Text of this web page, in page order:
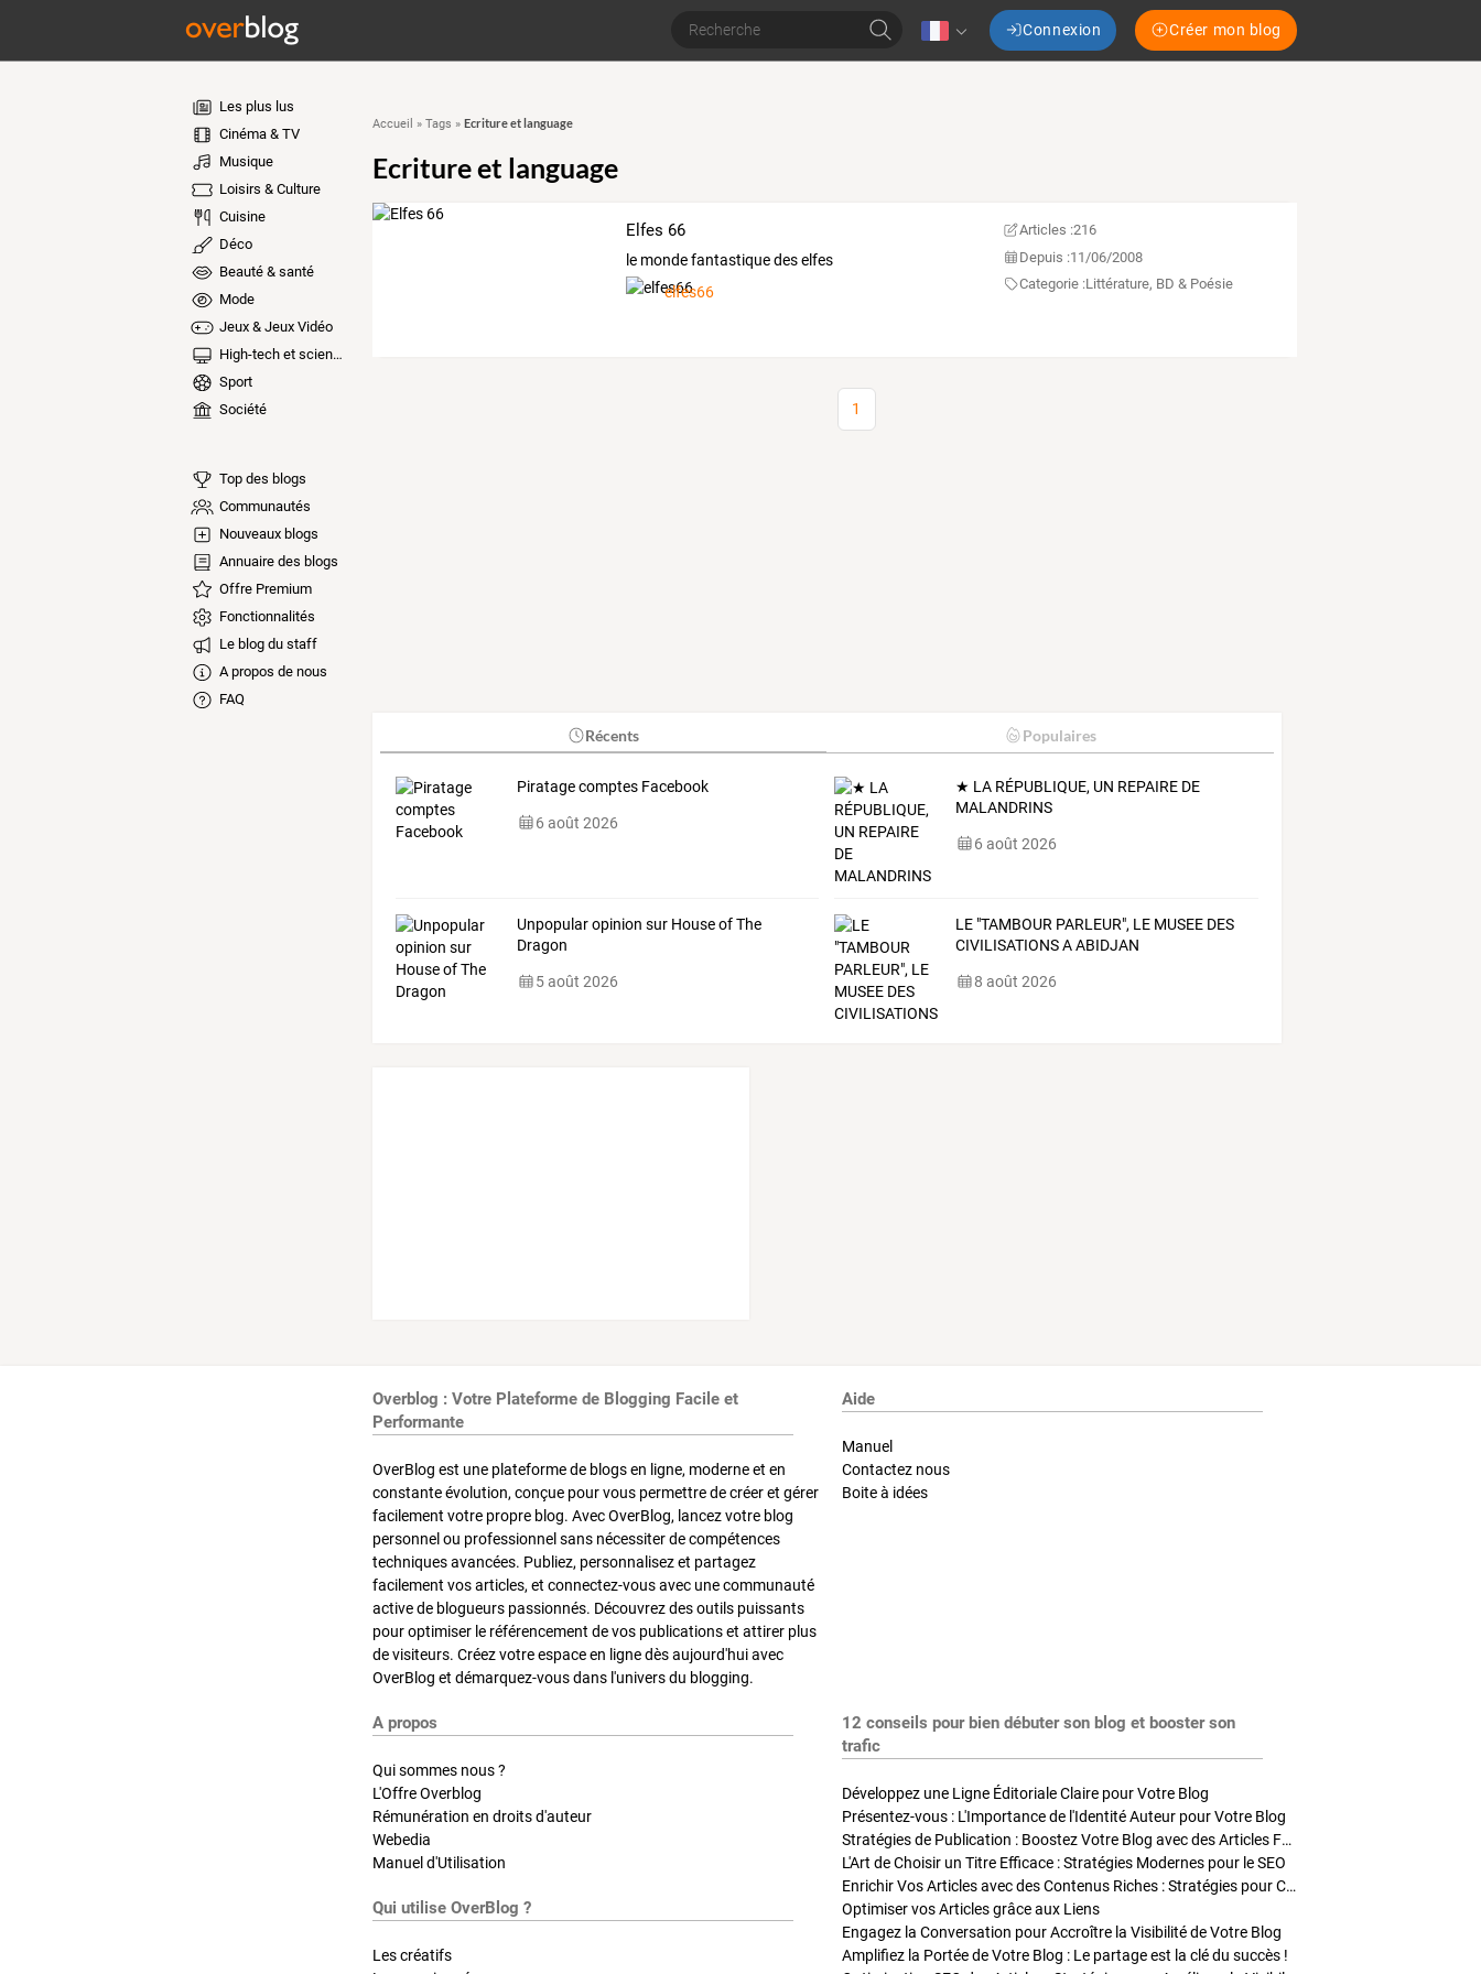
Connexion Créer mon blog
Les plus lus
Cinéma & TV
Musique
Loisirs & Culture
Cuisine
Déco
Beauté & santé
Mode
Jeux & Jeux Vidéo
High-tech et sciences
Sport
Société
Top des blogs
Communautés
Nouveaux blogs
Annuaire des blogs
Offre Premium
Fonctionnalités
Le blog du staff
A propos de nous
FAQ
Accueil » Tags » Ecriture et language
Ecriture et language
Elfes 66
le monde fantastique des elfes
elfes66
Articles :216
Depuis :11/06/2008
Categorie :Littérature, BD & Poésie
1
Récents Populaires
Piratage comptes Facebook
6 août 2026
★ LA RÉPUBLIQUE, UN REPAIRE DE
MALANDRINS
6 août 2026
Unpopular opinion sur House of The
Dragon
5 août 2026
LE "TAMBOUR PARLEUR", LE MUSEE DES
CIVILISATIONS A ABIDJAN
8 août 2026
Overblog : Votre Plateforme de Blogging Facile et
Performante
OverBlog est une plateforme de blogs en ligne, moderne et en
constante évolution, conçue pour vous permettre de créer et gérer
facilement votre propre blog. Avec OverBlog, lancez votre blog
personnel ou professionnel sans nécessiter de compétences
techniques avancées. Publiez, personnalisez et partagez
facilement vos articles, et connectez-vous avec une communauté
active de blogueurs passionnés. Découvrez des outils puissants
pour optimiser le référencement de vos publications et attirer plus
de visiteurs. Créez votre espace en ligne dès aujourd'hui avec
OverBlog et démarquez-vous dans l'univers du blogging.
Aide
Manuel
Contactez nous
Boite à idées
A propos
Qui sommes nous ?
L'Offre Overblog
Rémunération en droits d'auteur
Webedia
Manuel d'Utilisation
Qui utilise OverBlog ?
Les créatifs
12 conseils pour bien débuter son blog et booster son
trafic
Développez une Ligne Éditoriale Claire pour Votre Blog
Présentez-vous : L'Importance de l'Identité Auteur pour Votre Blog
Stratégies de Publication : Boostez Votre Blog avec des Articles Fréquents et Exclusifs
L'Art de Choisir un Titre Efficace : Stratégies Modernes pour le SEO
Enrichir Vos Articles avec des Contenus Riches : Stratégies pour Captiver et Optimiser
Optimiser vos Articles grâce aux Liens
Engagez la Conversation pour Accroître la Visibilité de Votre Blog
Amplifiez la Portée de Votre Blog : Le partage est la clé du succès !